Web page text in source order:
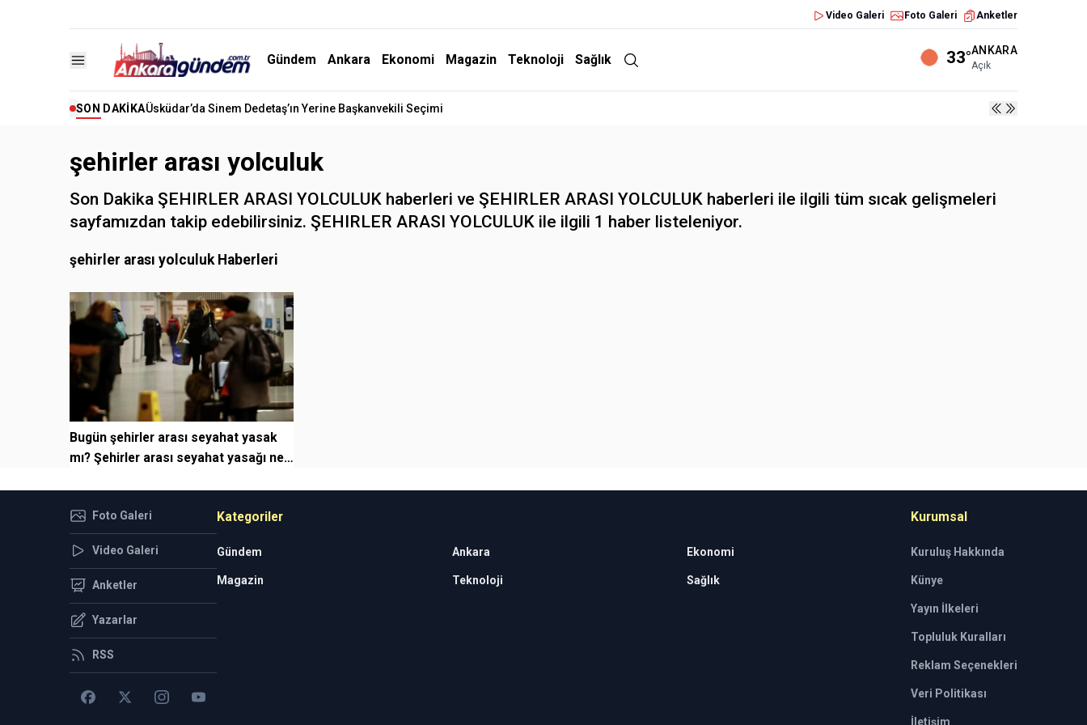
Video Galeri Foto Galeri Anketler
Gündem Ankara Ekonomi Magazin Teknoloji Sağlık 33°ANKARA
Açık
SON DAKIKAÜsküdar’da Sinem Dedetaş’ın Yerine Başkanvekili Seçimi
şehirler arası yolculuk
Son Dakika ŞEHIRLER ARASI YOLCULUK haberleri ve ŞEHIRLER ARASI YOLCULUK haberleri ile ilgili tüm sıcak gelişmeleri
sayfamızdan takip edebilirsiniz. ŞEHIRLER ARASI YOLCULUK ile ilgili 1 haber listeleniyor.
şehirler arası yolculuk Haberleri
Bugün şehirler arası seyahat yasak
mı? Şehirler arası seyahat yasağı ne
Foto Galeri
Video Galeri
Anketler
Yazarlar
RSS
Kategoriler
Gündem Ankara Ekonomi
Magazin Teknoloji Sağlık
Kurumsal
Kuruluş Hakkında
Künye
Yayın İlkeleri
Topluluk Kuralları
Reklam Seçenekleri
Veri Politikası
İletişim